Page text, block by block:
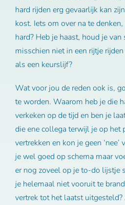
hard rijden erg gevaarlijk kan
kost. Iets om over na te
hard? Heb je haast, houd je
misschien niet in een rijtje
als een keurslijf?
Wat voor jou de reden ook is,
te worden. Waarom heb je die
verkeken op de tijd en ben je
die ene collega terwijl je op het
vertrekken en kon je geen
je wel goed op schema maar
er nog zoveel op je to-do lijstje
je helemaal niet vooruit te
vertrek tot het laatst